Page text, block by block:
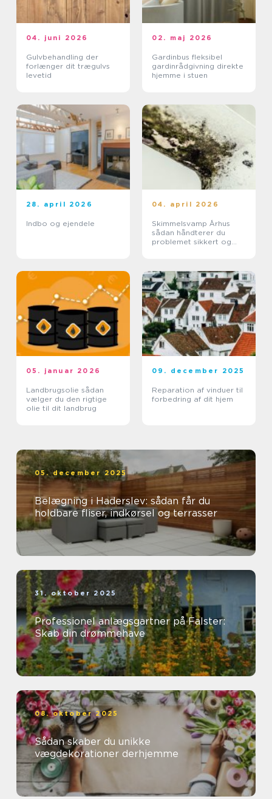
04. juni 2026
Gulvbehandling der
forlænger dit trægulvs
levetid
02. maj 2026
Gardinbus fleksibel
gardinrådgivning direkte
hjemme i stuen
28. april 2026
Indbo og ejendele
04. april 2026
Skimmelsvamp Århus
sådan håndterer du
problemet sikkert og
05. januar 2026
Landbrugsolie sådan
vælger du den rigtige
olie til dit landbrug
09. december 2025
Reparation af vinduer til
forbedring af dit hjem
05. december 2025
Belægning i Haderslev: sådan får du
holdbare fliser, indkørsel og terrasser
31. oktober 2025
Professionel anlægsgartner på Falster:
Skab din drømmehave
08. oktober 2025
Sådan skaber du unikke
vægdekorationer derhjemme